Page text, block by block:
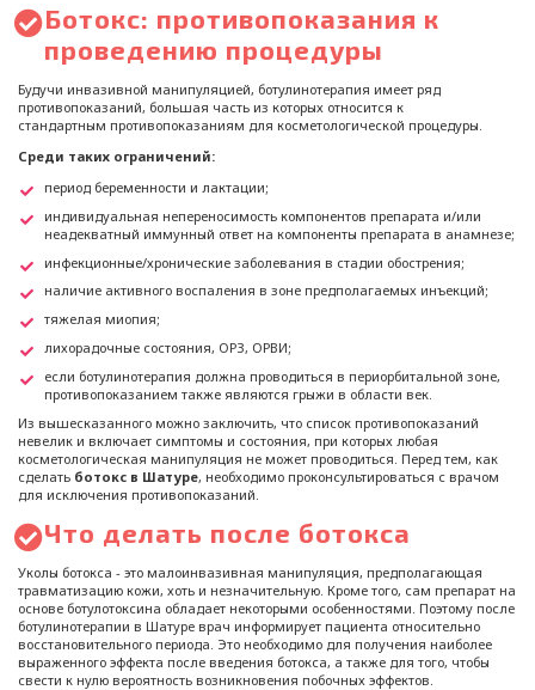
Ботокс: противопоказания к
проведению процедуры
Будучи инвазивной манипуляцией, ботулинотерапия имеет ряд
противопоказаний, большая часть из которых относится к
стандартным противопоказаниям для косметологической процедуры.
Среди таких ограничений:
период беременности и лактации;
индивидуальная непереносимость компонентов препарата и/или
неадекватный иммунный ответ на компоненты препарата в анамнезе;
инфекционные/хронические заболевания в стадии обострения;
наличие активного воспаления в зоне предполагаемых инъекций;
тяжелая миопия;
лихорадочные состояния, ОРЗ, ОРВИ;
если ботулинотерапия должна проводиться в периорбитальной зоне,
противопоказанием также являются грыжи в области век.
Из вышесказанного можно заключить, что список противопоказаний
невелик и включает симптомы и состояния, при которых любая
косметологическая манипуляция не может проводиться. Перед тем, как
сделать ботокс в Шатуре, необходимо проконсультироваться с врачом
для исключения противопоказаний.
Что делать после ботокса
Уколы ботокса - это малоинвазивная манипуляция, предполагающая
травматизацию кожи, хоть и незначительную. Кроме того, сам препарат на
основе ботулотоксина обладает некоторыми особенностями. Поэтому после
ботулинотерапии в Шатуре врач информирует пациента относительно
восстановительного периода. Это необходимо для получения наиболее
выраженного эффекта после введения ботокса, а также для того, чтобы
свести к нулю вероятность возникновения побочных эффектов.